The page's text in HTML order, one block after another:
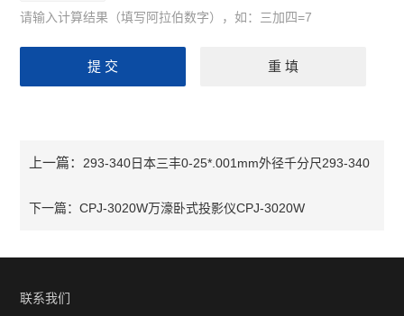
请输入计算结果（填写阿拉伯数字），如：三加四=7
上一篇： 293-340日本三丰0-25*.001mm外径千分尺293-340
下一篇：CPJ-3020W万濠卧式投影仪CPJ-3020W
联系我们